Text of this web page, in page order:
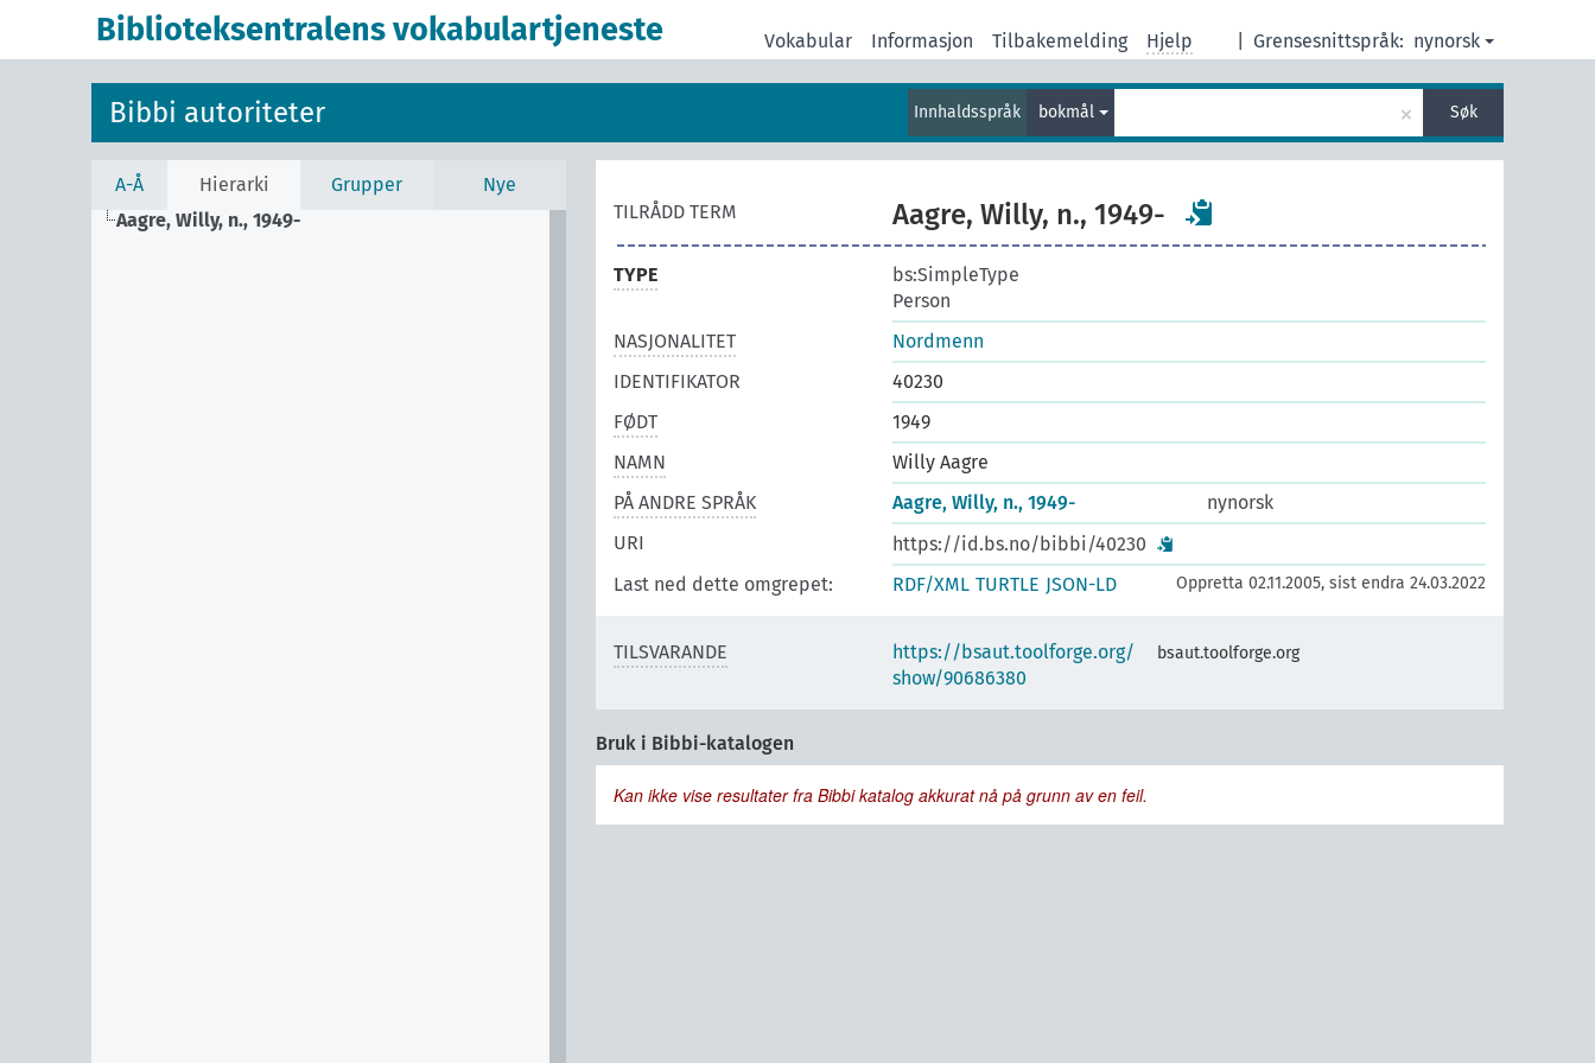
Biblioteksentralens vokabulartjeneste Grensesnittspråk: nynorsk
Vokabular Informasjon Tilbakemelding Hjelp
Bibbi autoriteter Innhaldsspråk bokmål × Søk
A-Å Hierarki Grupper
Nye
Aagre, Willy, n., 1949-
TILRÅDD TERM Aagre, Willy, n., 1949-
TYPE
bs:SimpleType
Person
NASJONALITET
Nordmenn
IDENTIFIKATOR
40230
FØDT
1949
NAMN
Willy Aagre
PÅ ANDRE SPRÅK
Aagre, Willy, n., 1949-
nynorsk
URI
https://id.bs.no/bibbi/40230
Last ned dette omgrepet:
RDF/XML TURTLE JSON-LD Oppretta 02.11.2005, sist endra 24.03.2022
TILSVARANDE
https://bsaut.toolforge.org/
show/90686380
bsaut.toolforge.org
Bruk i Bibbi-katalogen
Kan ikke vise resultater fra Bibbi katalog akkurat nå på grunn av en feil.